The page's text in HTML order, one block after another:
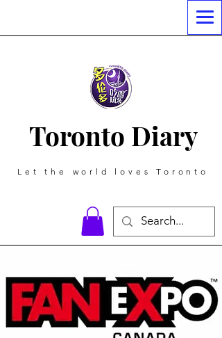
Toronto Diary
Let the world loves Toronto